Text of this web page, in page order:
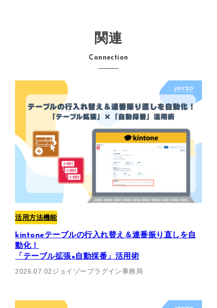
関連
Connection
活用方法機能
kintoneテーブルの行入れ替え＆連番振り直しを自
動化！
「テーブル拡張×自動採番」活用術
2026.07.02ジョイゾープラグイン事務局